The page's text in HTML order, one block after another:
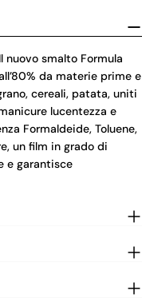
nuovo smalto Formula
da materie prime e
cereali, patata, uniti
lucentezza e
Formaldeide, Toluene,
un film in grado di
e garantisce